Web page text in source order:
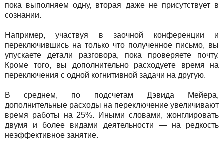
пока выполняем одну, вторая даже не присутствует в
сознании.
Например, участвуя в заочной конференции и
переключившись на только что полученное письмо, вы
упускаете детали разговора, пока проверяете почту.
Кроме того, вы дополнительно расходуете время на
переключения с одной когнитивной задачи на другую.
В среднем, по подсчетам Дэвида Мейера,
дополнительные расходы на переключение увеличивают
время работы на 25%. Иными словами, жонглировать
двумя и более видами деятельности — на редкость
неэффективное занятие.